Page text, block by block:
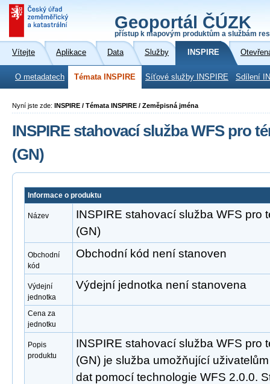
Geoportál ČÚZK
přístup k mapovým produktům a službám
Vítejte Aplikace Data Služby INSPIRE
O metadatech Témata INSPIRE Síťové služby INSPIRE Sdílení
Nyní jste zde: INSPIRE / Témata INSPIRE / Zeměpisná jména
INSPIRE stahovací služba WFS pro
(GN)
Informace o produktu
Název
INSPIRE stahovací služba WFS pro
(GN)
Obchodní
kód
Obchodní kód není stanoven
Výdejní
jednotka
Výdejní jednotka není stanovena
Cena za
jednotku
Popis
produktu
INSPIRE stahovací služba WFS pro
(GN) je služba umožňující
dat pomocí technologie WFS 2.0.0.